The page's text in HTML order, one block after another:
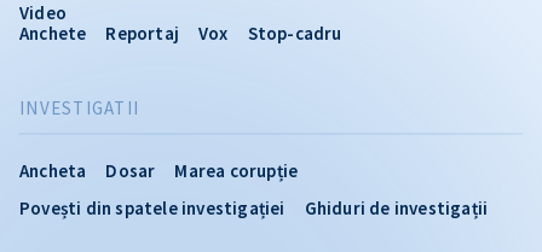
INVESTIGATII
Ancheta Dosar
Marea corupție
Povești din spatele investigației
Ghiduri de investigații
Video
Anchete
Reportaj Vox Stop-cadru